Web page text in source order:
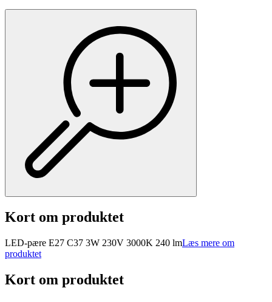
Kort om produktet
LED-pære E27 C37 3W 230V 3000K 240 lmLæs mere om
produktet
Kort om produktet